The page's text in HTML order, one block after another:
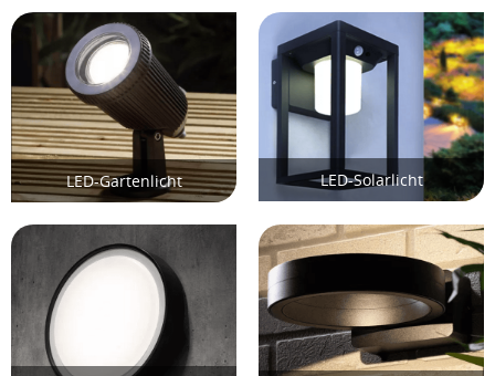
LED-Gartenlicht LED-Solarlicht